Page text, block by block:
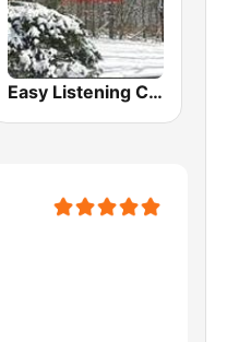
Easy Listening Christmas